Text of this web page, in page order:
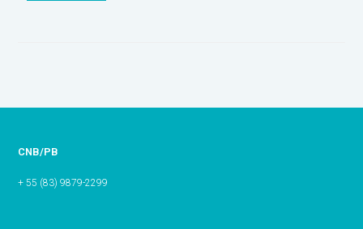
CNB/PB
+ 55 (83) 9879-2299